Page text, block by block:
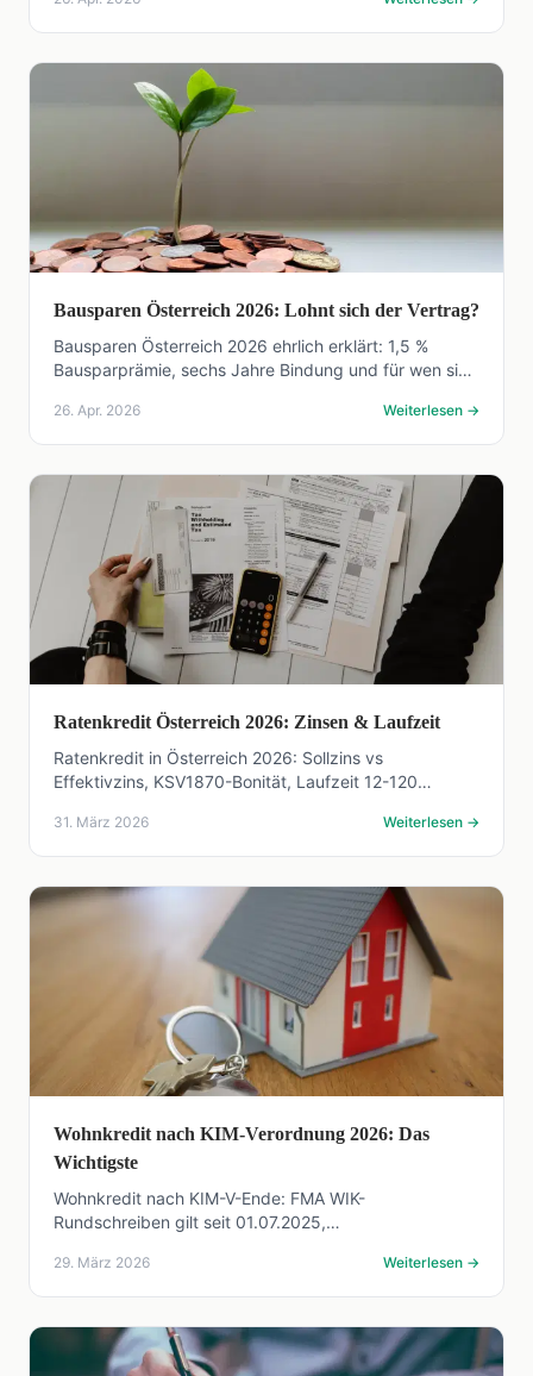
Bausparen Österreich 2026: Lohnt sich der Vertrag?
Bausparen Österreich 2026 ehrlich erklärt: 1,5 %
Bausparprämie, sechs Jahre Bindung und für wen sich
26. Apr. 2026 Weiterlesen →
Ratenkredit Österreich 2026: Zinsen & Laufzeit
Ratenkredit in Österreich 2026: Sollzins vs
Effektivzins, KSV1870-Bonität, Laufzeit 12-120
VKrG.
31. März 2026 Weiterlesen →
Wohnkredit nach KIM-Verordnung 2026: Das
Wichtigste
Wohnkredit nach KIM-V-Ende: FMA WIK-
Rundschreiben gilt seit 01.07.2025,
Euro. Was Banken jetzt verlangen.
29. März 2026 Weiterlesen →